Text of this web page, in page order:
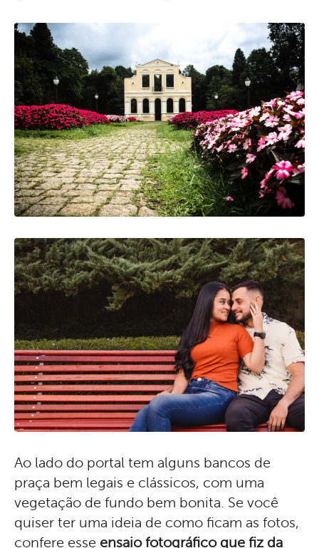
Ao lado do portal tem alguns bancos de
praça bem legais e clássicos, com uma
vegetação de fundo bem bonita. Se você
quiser ter uma ideia de como ficam as fotos,
confere esse ensaio fotográfico que fiz da